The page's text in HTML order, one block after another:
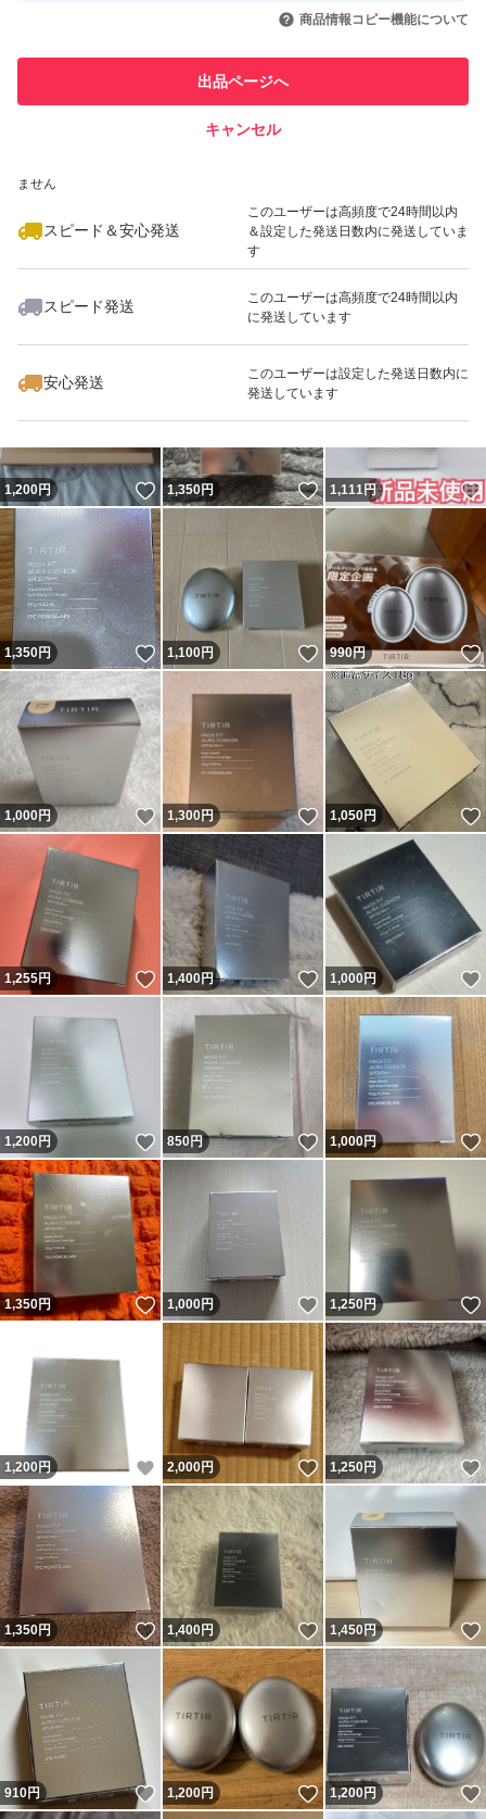
引を完了させた実績があります
での取引実績があります
ません
スピード＆安心発送
このユーザーは高頻度で24時間以内
＆設定した発送日数内に発送していま
す
スピード発送
このユーザーは高頻度で24時間以内
に発送しています
安心発送
このユーザーは設定した発送日数内に
発送しています
商品情報コピー機能について
出品ページへ
キャンセル
いいね！
1,000
1,200円 いいね！
1,350円 いいね！
1,111円
1,350円 いいね！
1,100円 いいね！
990円
1,000円 いいね！
1,300円 いいね！
1,050円
1,255円 いいね！
1,400円 いいね！
1,000円
1,200円 いいね！
850円 いいね！
1,000円
1,350円 いいね！
1,000円 いいね！
1,250円
1,200円 いいね！
2,000円 いいね！
1,250円
1,350円 いいね！
1,400円 いいね！
1,450円
910円 いいね！
1,200円 いいね！
1,200円